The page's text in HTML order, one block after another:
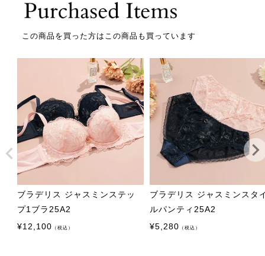
この商品を買った方はこの商品も買っています
ブラデリス ジャスミンステッ
プ1ブラ25A2
¥12,100 （税込）
ブラデリス ジャスミンスタ
ルパンティ25A2
¥5,280 （税込）